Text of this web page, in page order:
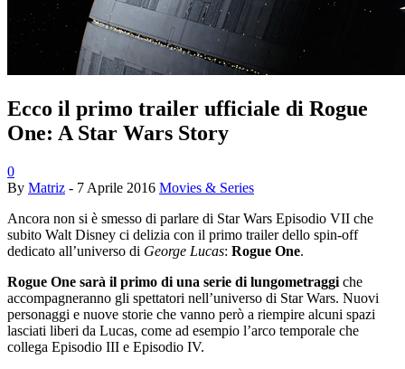
Ecco il primo trailer ufficiale di Rogue
One: A Star Wars Story
0
By Matriz - 7 Aprile 2016 Movies & Series
Ancora non si è smesso di parlare di Star Wars Episodio VII che
subito Walt Disney ci delizia con il primo trailer dello spin-off
dedicato all’universo di George Lucas: Rogue One.
Rogue One sarà il primo di una serie di lungometraggi che
accompagneranno gli spettatori nell’universo di Star Wars. Nuovi
personaggi e nuove storie che vanno però a riempire alcuni spazi
lasciati liberi da Lucas, come ad esempio l’arco temporale che
collega Episodio III e Episodio IV.